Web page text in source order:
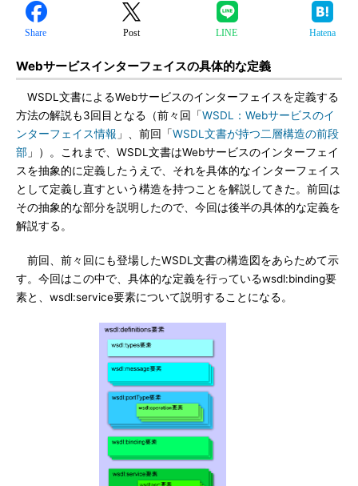
Share Post LINE Hatena
Webサービスインターフェイスの具体的な定義
WSDL文書によるWebサービスのインターフェイスを定義する
方法の解説も3回目となる（前々回「WSDL：Webサービスのイ
ンターフェイス情報 」、前回「WSDL文書が持つ二層構造の前段
部 」）。これまで、WSDL文書はWebサービスのインターフェイ
スを抽象的に定義したうえで、それを具体的なインターフェイス
として定義し直すという構造を持つことを解説してきた。前回は
その抽象的な部分を説明したので、今回は後半の具体的な定義を
解説する。
前回、前々回にも登場したWSDL文書の構造図をあらためて示
す。今回はこの中で、具体的な定義を行っているwsdl:binding要
素と、wsdl:service要素について説明することになる。